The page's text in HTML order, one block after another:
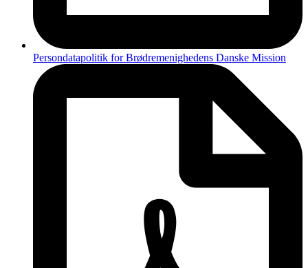
Persondatapolitik for Brødremenighedens Danske Mission